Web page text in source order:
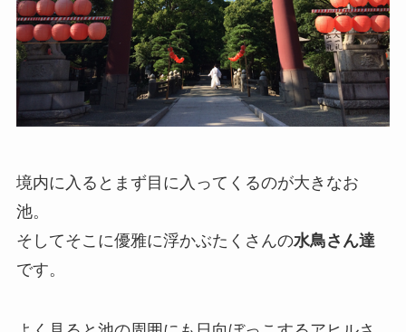
境内に入るとまず目に入ってくるのが大きなお
池。
そしてそこに優雅に浮かぶたくさんの水鳥さん達
です。